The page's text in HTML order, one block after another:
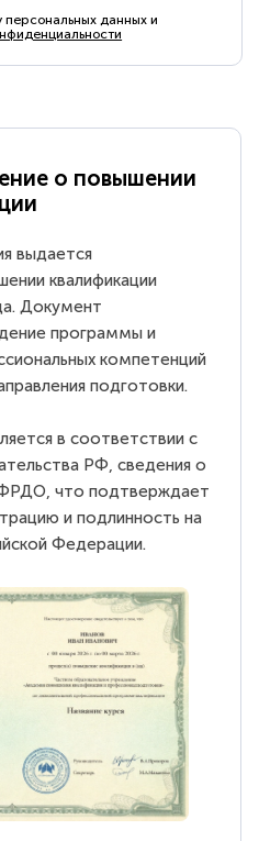
данных и
о повышении
выдается
квалификации
Документ
программы и
компетенций
подготовки.
в соответствии с
РФ, сведения о
что подтверждает
и подлинность на
Федерации.